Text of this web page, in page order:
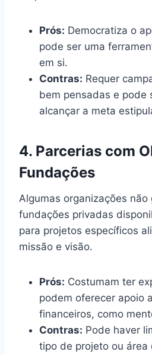
Prós: Democratiza o
pode ser uma
em si.
Contras: Requer
bem pensadas e pode
alcançar a meta
4. Parcerias com
Fundações
Algumas organizações
fundações privadas
para projetos específicos
missão e visão.
Prós: Costumam ter
podem oferecer apoio
financeiros, como
Contras: Pode haver
tipo de projeto ou área